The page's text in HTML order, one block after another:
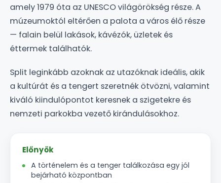
amely 1979 óta az UNESCO világörökség része. A
múzeumoktól eltérően a palota a város élő része
— falain belül lakások, kávézók, üzletek és
éttermek találhatók.
Split leginkább azoknak az utazóknak ideális, akik
a kultúrát és a tengert szeretnék ötvözni, valamint
kiváló kiindulópontot keresnek a szigetekre és
nemzeti parkokba vezető kirándulásokhoz.
Előnyök
A történelem és a tenger találkozása egy jól
bejárható központban